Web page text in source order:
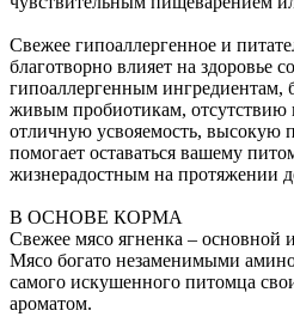
Свежее гипоаллергенное и
благотворно влияет на здоровье
гипоаллергенным ингредиентам,
живым пробиотикам, отсутствию
отличную усвояемость, высокую
помогает оставаться вашему
жизнерадостным на протяжении
В ОСНОВЕ КОРМА
Свежее мясо ягненка – основной
Мясо богато незаменимыми
самого искушенного питомца
ароматом.